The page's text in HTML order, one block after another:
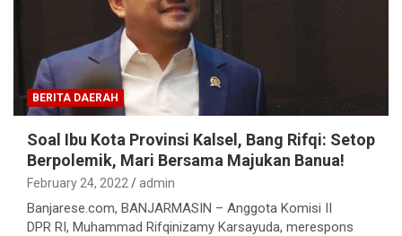
BERITA DAERAH
Soal Ibu Kota Provinsi Kalsel, Bang Rifqi: Setop
Berpolemik, Mari Bersama Majukan Banua!
February 24, 2022 admin
Banjarese.com, BANJARMASIN – Anggota Komisi II
DPR RI, Muhammad Rifqinizamy Karsayuda, merespons